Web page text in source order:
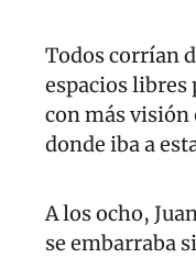
Todos corrían
espacios libres
con más visión
donde iba a
A los ocho,
se embarraba